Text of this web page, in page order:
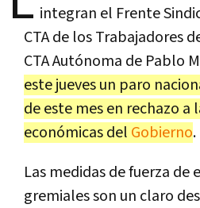
integran el Frente
CTA de los Trabajadores
CTA Autónoma de Pablo
este jueves un paro
de este mes en rechazo a
económicas del Gobierno.
Las medidas de fuerza de
gremiales son un claro